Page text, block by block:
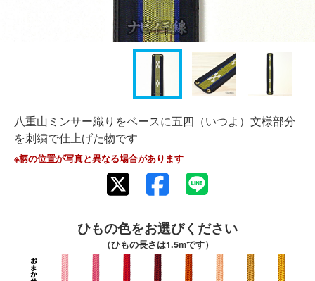
八重山ミンサー織りをベースに五四（いつよ）文様部分
を刺繍で仕上げた物です
※柄の位置が写真と異なる場合があります
ひもの色をお選びください
（ひもの長さは1.5mです）